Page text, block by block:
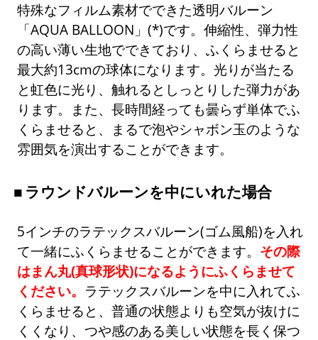
特殊なフィルム素材でできた透明バルーン
「AQUA BALLOON」(*)です。伸縮性、弾力性
の高い薄い生地でできており、ふくらませると
最大約13cmの球体になります。光りが当たる
と虹色に光り、触れるとしっとりした弾力があ
ります。また、長時間経っても曇らず単体でふ
くらませると、まるで泡やシャボン玉のような
雰囲気を演出することができます。
ラウンドバルーンを中にいれた場合
5インチのラテックスバルーン(ゴム風船)を入れ
て一緒にふくらませることができます。 その際
はまん丸(真球形状)になるようにふくらませて
ください。 ラテックスバルーンを中に入れてふ
くらませると、普通の状態よりも空気が抜けに
くくなり、つや感のある美しい状態を長く保つ